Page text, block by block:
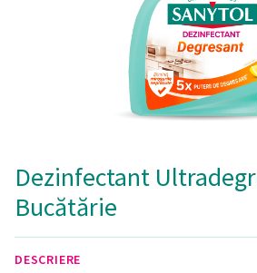
Dezinfectant
Bucătărie
DESCRIERE